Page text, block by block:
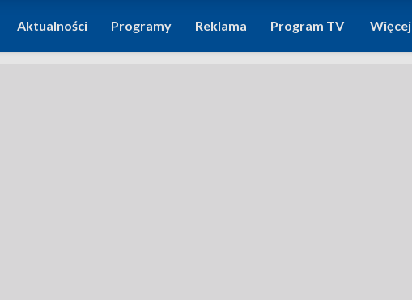
Aktualności Programy Reklama Program TV Więcej